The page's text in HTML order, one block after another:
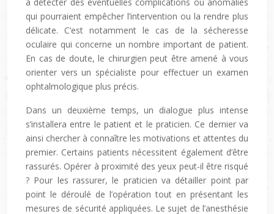
qui pourraient empêcher l’intervention ou la rendre plus
délicate. C’est notamment le cas de la sécheresse
oculaire qui concerne un nombre important de patient.
En cas de doute, le chirurgien peut être amené à vous
orienter vers un spécialiste pour effectuer un examen
ophtalmologique plus précis.
Dans un deuxième temps, un dialogue plus intense
s’installera entre le patient et le praticien. Ce dernier va
ainsi chercher à connaître les motivations et attentes du
premier. Certains patients nécessitent également d’être
rassurés. Opérer à proximité des yeux peut-il être risqué
? Pour les rassurer, le praticien va détailler point par
point le déroulé de l’opération tout en présentant les
mesures de sécurité appliquées. Le sujet de l’anesthésie